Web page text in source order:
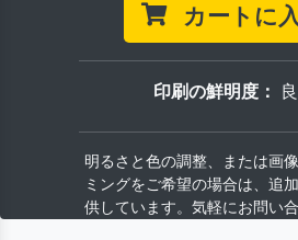
カートに
印刷の鮮明度：
明るさと色の調整、または画
ミングをご希望の場合は、追
供しています。気軽にお問い